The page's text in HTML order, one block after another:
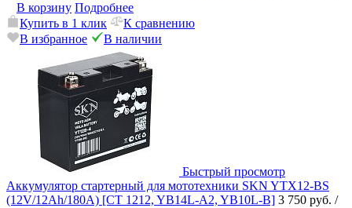
В корзину Подробнее
Купить в 1 клик
К сравнению
В избранное
В наличии
Быстрый просмотр
Аккумулятор стартерный для мототехники SKN YTX12-BS
(12V/12Ah/180A) [CT 1212, YB14L-A2, YB10L-B] 3 750 руб. /